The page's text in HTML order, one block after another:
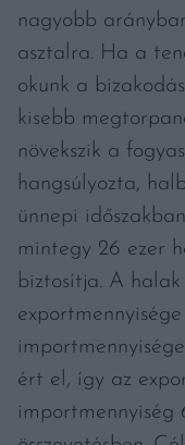
nagyobb
asztalra. Ha a
okunk a
kisebb
növekszik a
hangsúlyozta,
ünnepi
mintegy 26 ezer
biztosítja. A
ért el, így az
importmennyiség